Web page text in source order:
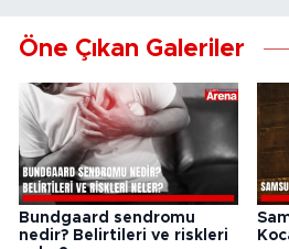
Öne Çıkan Galeriler
Bundgaard sendromu
nedir? Belirtileri ve riskleri